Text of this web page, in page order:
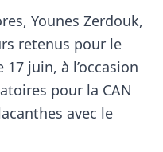
Younes Zerdouk,
retenus pour le
juin, à l’occasion
pour la CAN
avec le